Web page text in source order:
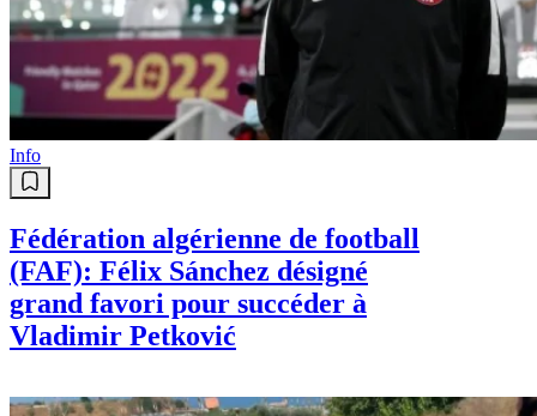
Info
Fédération algérienne de football
(FAF): Félix Sánchez désigné
grand favori pour succéder à
Vladimir Petković